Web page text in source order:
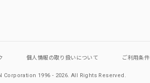
個人情報の取り扱いについて ご利用条件
Corporation 1996 - 2026.All Rights Reserved.